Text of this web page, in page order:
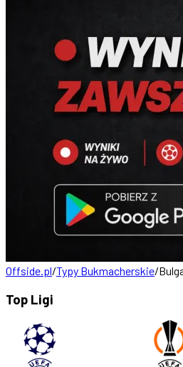
Offside.pl/Typy Bukmacherskie/
Top Ligi